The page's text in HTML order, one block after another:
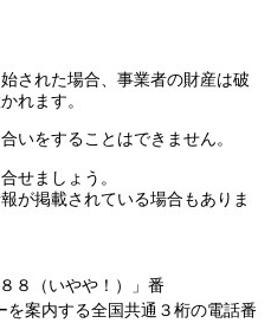
された場合、事業者の財産は破
れます。
いをすることはできません。
せましょう。
が掲載されている場合もありま
８（いやや！）」番
案内する全国共通３桁の電話番